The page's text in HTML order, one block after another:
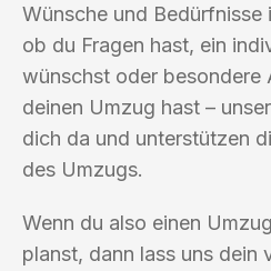
Wünsche und
ob du Fragen hast, ein
wünschst oder besondere
deinen Umzug hast –
dich da und unterstützen
des Umzugs.
Wenn du also einen
planst, dann lass uns dein